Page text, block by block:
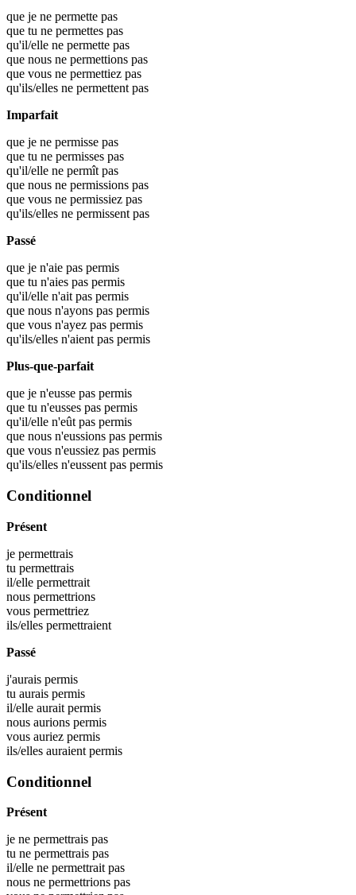
que je ne permette pas
que tu ne permettes pas
qu'il/elle ne permette pas
que nous ne permettions pas
que vous ne permettiez pas
qu'ils/elles ne permettent pas
Imparfait
que je ne permisse pas
que tu ne permisses pas
qu'il/elle ne permît pas
que nous ne permissions pas
que vous ne permissiez pas
qu'ils/elles ne permissent pas
Passé
que je n'aie pas permis
que tu n'aies pas permis
qu'il/elle n'ait pas permis
que nous n'ayons pas permis
que vous n'ayez pas permis
qu'ils/elles n'aient pas permis
Plus-que-parfait
que je n'eusse pas permis
que tu n'eusses pas permis
qu'il/elle n'eût pas permis
que nous n'eussions pas permis
que vous n'eussiez pas permis
qu'ils/elles n'eussent pas permis
Conditionnel
Présent
je permettrais
tu permettrais
il/elle permettrait
nous permettrions
vous permettriez
ils/elles permettraient
Passé
j'aurais permis
tu aurais permis
il/elle aurait permis
nous aurions permis
vous auriez permis
ils/elles auraient permis
Conditionnel
Présent
je ne permettrais pas
tu ne permettrais pas
il/elle ne permettrait pas
nous ne permettrions pas